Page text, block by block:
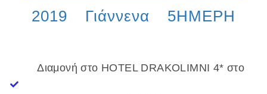
2019 Γιάννενα 5ΗΜΕΡΗ
Διαμονή στο HOTEL DRAKOLIMNΙ 4* στο